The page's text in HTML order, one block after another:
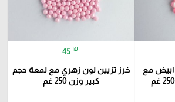
ابيض مع
45 ₪
خرز تزيين لون زهري مع لمعة حجم
كبير وزن 250 غم